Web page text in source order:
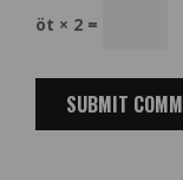
öt × 2 =